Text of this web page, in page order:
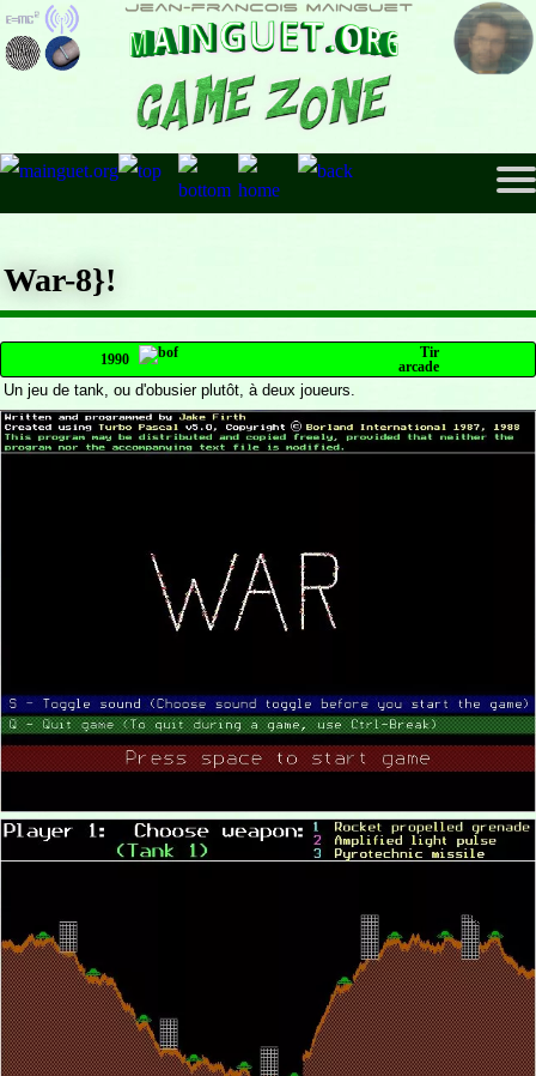
War-8}!
1990
Tir
arcade
Un jeu de tank, ou d'obusier plutôt, à deux joueurs.